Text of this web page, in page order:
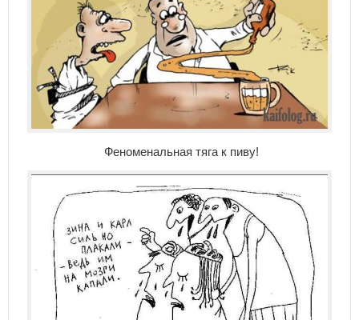
Феноменальная тяга к пиву!